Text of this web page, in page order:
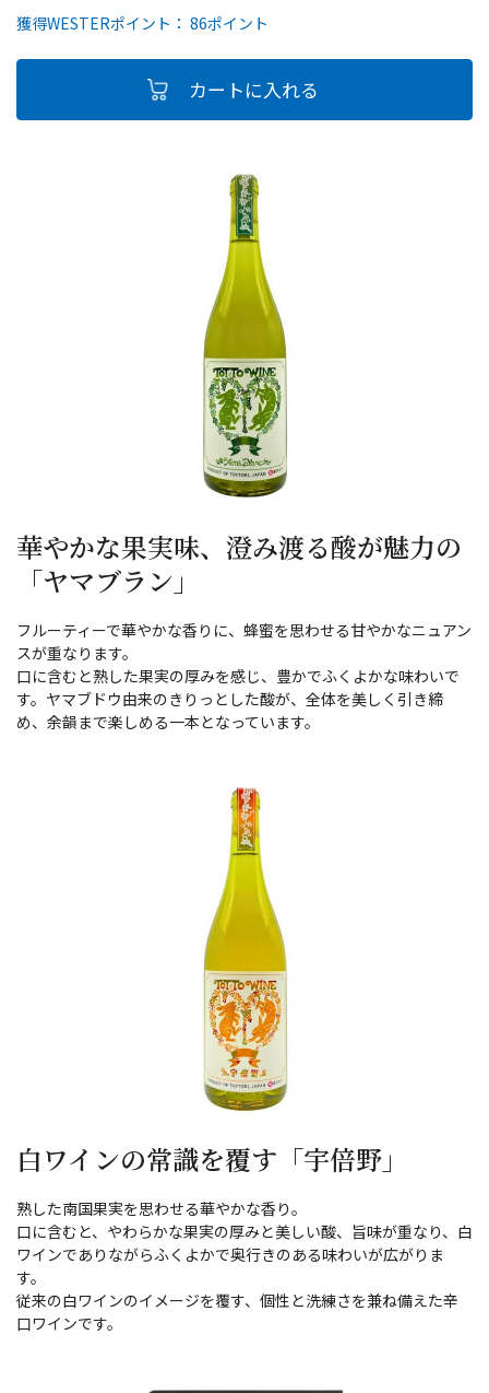
獲得WESTERポイント： 86ポイント
華やかな果実味、澄み渡る酸が魅力の
「ヤマブラン」
フルーティーで華やかな香りに、蜂蜜を思わせる甘やかなニュアン
スが重なります。
口に含むと熟した果実の厚みを感じ、豊かでふくよかな味わいで
す。ヤマブドウ由来のきりっとした酸が、全体を美しく引き締
め、余韻まで楽しめる一本となっています。
白ワインの常識を覆す「宇倍野」
熟した南国果実を思わせる華やかな香り。
口に含むと、やわらかな果実の厚みと美しい酸、旨味が重なり、白
ワインでありながらふくよかで奥行きのある味わいが広がりま
す。
従来の白ワインのイメージを覆す、個性と洗練さを兼ね備えた辛
口ワインです。